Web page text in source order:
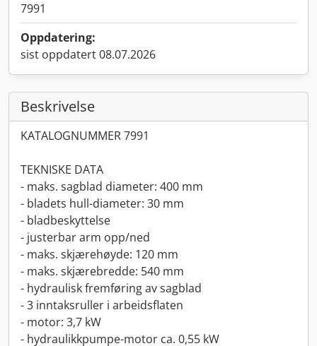
7991
Oppdatering:
sist oppdatert 08.07.2026
Beskrivelse
KATALOGNUMMER 7991
TEKNISKE DATA
- maks. sagblad diameter: 400 mm
- bladets hull-diameter: 30 mm
- bladbeskyttelse
- justerbar arm opp/ned
- maks. skjærehøyde: 120 mm
- maks. skjærebredde: 540 mm
- hydraulisk fremføring av sagblad
- 3 inntaksruller i arbeidsflaten
- motor: 3,7 kW
- hydraulikkpumpe-motor ca. 0,55 kW